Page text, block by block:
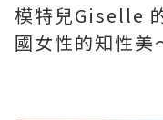
模特兒Giselle
國女性的知性美